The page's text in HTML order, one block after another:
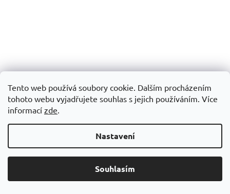
Tento web používá soubory cookie. Dalším procházením
tohoto webu vyjadřujete souhlas s jejich používáním. Více
informací zde.
Nastavení
Souhlasím